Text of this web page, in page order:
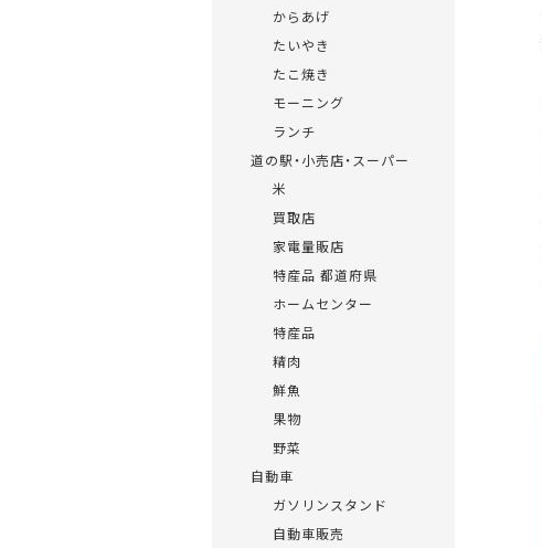
からあげ
たいやき
たこ焼き
モーニング
ランチ
道の駅・小売店・スーパー
米
買取店
家電量販店
特産品 都道府県
ホームセンター
特産品
精肉
鮮魚
果物
野菜
自動車
ガソリンスタンド
自動車販売